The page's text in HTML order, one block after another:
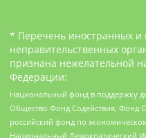
* Перечень иностранных и
неправительственных
признана нежелательной
Федерации:
Национальный фонд в поддержку
Общество Фонд Содействия, Фонд
российский фонд по
Национальный Демократический